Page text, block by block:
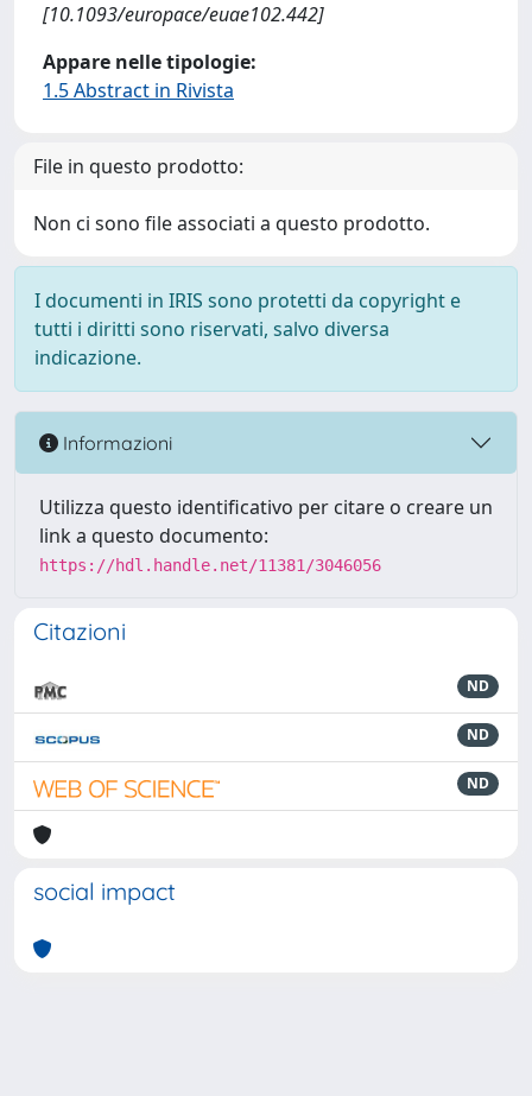
[10.1093/europace/euae102.442]
Appare nelle tipologie:
1.5 Abstract in Rivista
File in questo prodotto:
Non ci sono file associati a questo prodotto.
I documenti in IRIS sono protetti da copyright e
tutti i diritti sono riservati, salvo diversa
indicazione.
Informazioni
Utilizza questo identificativo per citare o creare un
link a questo documento:
https://hdl.handle.net/11381/3046056
Citazioni
ND
ND
ND
social impact